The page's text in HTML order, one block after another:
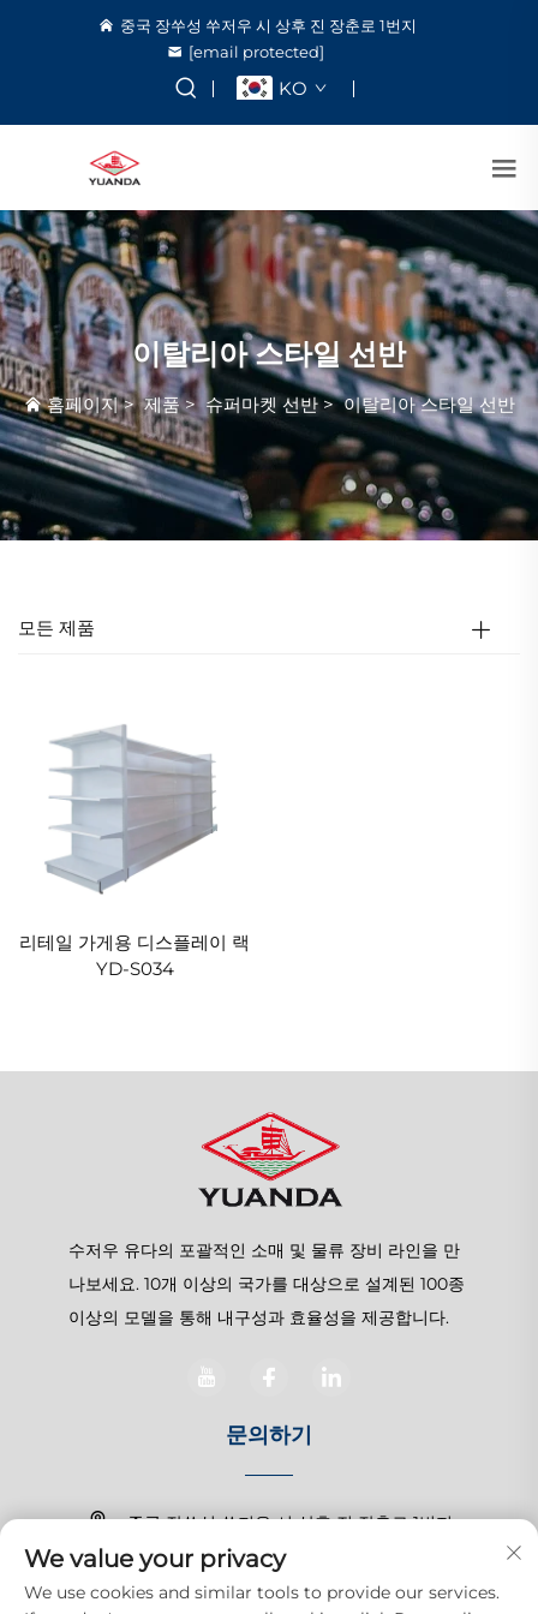
중국 장쑤성 쑤저우 시 상후 진 장춘로 1번지
[email protected]
KO
이탈리아 스타일 선반
홈페이지>제품> 슈퍼마켓 선반>이탈리아 스타일 선반
모든 제품
리테일 가게용 디스플레이 랙
YD-S034
수저우 유다의 포괄적인 소매 및 물류 장비 라인을 만
나보세요. 10개 이상의 국가를 대상으로 설계된 100종
이상의 모델을 통해 내구성과 효율성을 제공합니다.
문의하기
중국 장쑤성 쑤저우 시 상후 진 장춘로 1번지
+86-15150179453
We value your privacy
We use cookies and similar tools to provide our services.